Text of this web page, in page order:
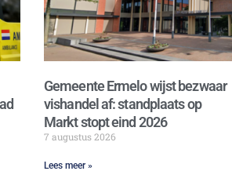
Gemeente Ermelo wijst bezwaar
vishandel af: standplaats op
Markt stopt eind 2026
7 augustus 2026
Lees meer »